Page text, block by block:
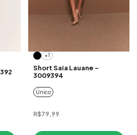
+1
Short Saia Lauane -
3009394
Único
R$79,99